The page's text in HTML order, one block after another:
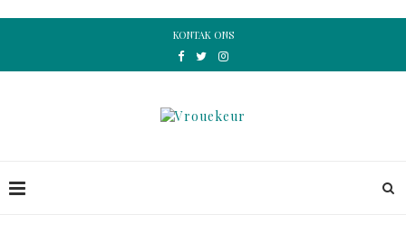
KONTAK ONS